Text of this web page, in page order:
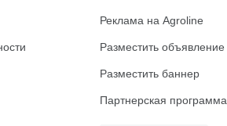
Реклама на Agroline
Разместить объявление
Разместить баннер
Партнерская программа